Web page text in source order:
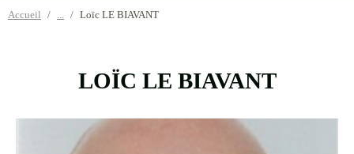
Accueil Loïc LE BIAVANT
LOÏC LE BIAVANT